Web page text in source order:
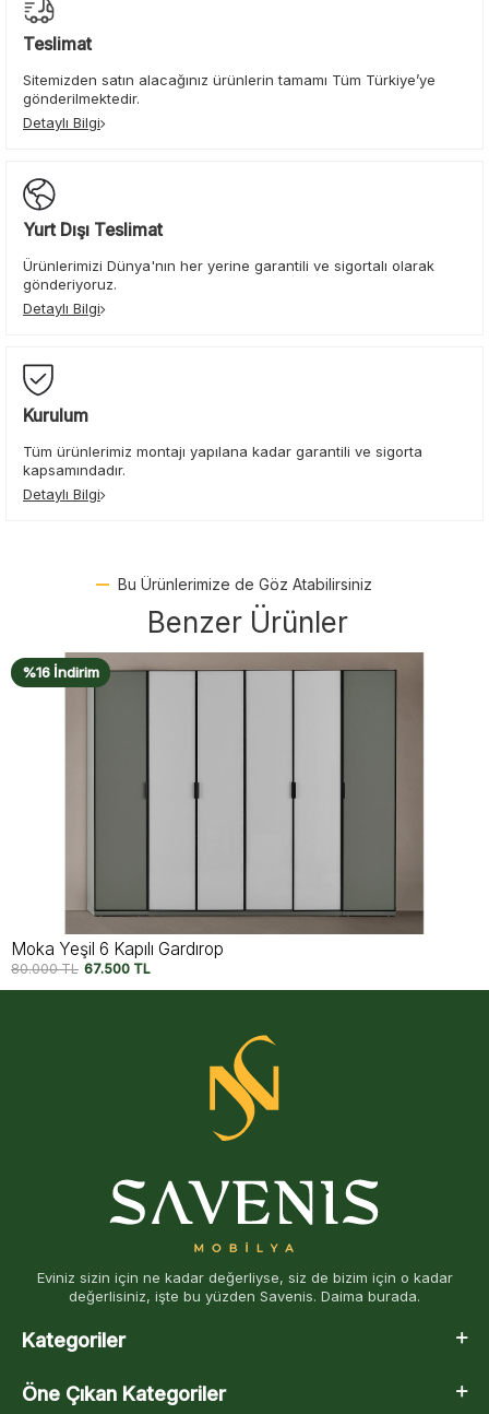
Teslimat
Sitemizden satın alacağınız ürünlerin tamamı Tüm Türkiye’ye
gönderilmektedir.
Detaylı Bilgi
Yurt Dışı Teslimat
Ürünlerimizi Dünya'nın her yerine garantili ve sigortalı olarak
gönderiyoruz.
Detaylı Bilgi
Kurulum
Tüm ürünlerimiz montajı yapılana kadar garantili ve sigorta
kapsamındadır.
Detaylı Bilgi
Bu Ürünlerimize de Göz Atabilirsiniz
Benzer Ürünler
%16 İndirim
Moka Siyah 6 Kapılı Gardırop
80.000TL 67.500
Eviniz sizin için ne kadar değerliyse, siz de bizim için o kadar
değerlisiniz, işte bu yüzden Savenis. Daima burada.
Kategoriler
Öne Çıkan Kategoriler